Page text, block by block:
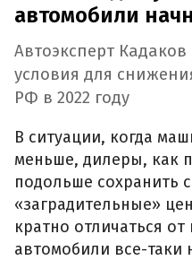
автомобили
Автоэксперт
условия для
РФ в 2022 году
В ситуации, когда
меньше, дилеры, как
подольше сохранить
«заградительные»
кратно отличаться
автомобили все-таки